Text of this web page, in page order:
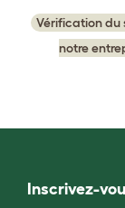
Vérification du
notre
Inscrivez-